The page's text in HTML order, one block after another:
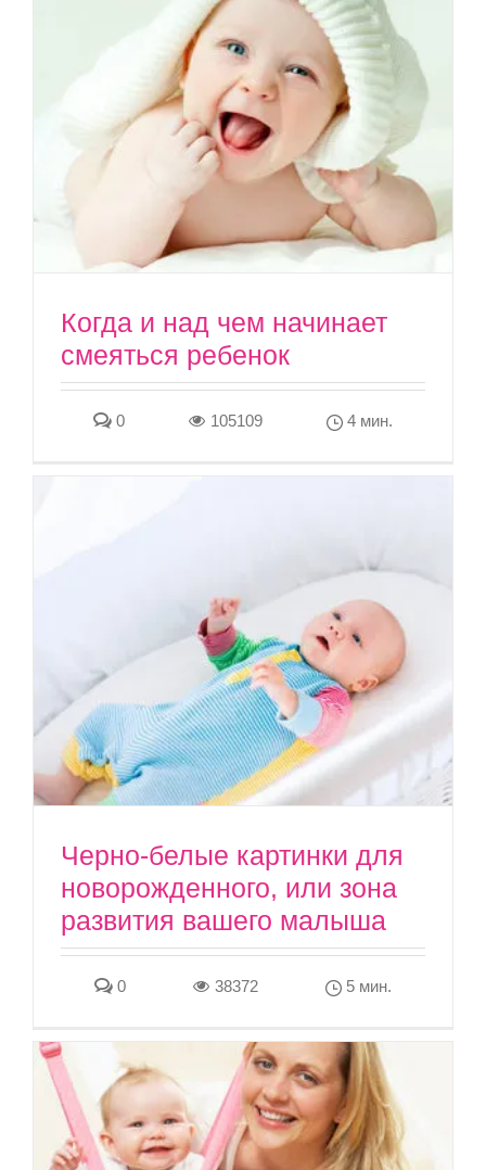
Когда и над чем начинает
смеяться ребенок
0 105109 4 мин.
Черно-белые картинки для
новорожденного, или зона
развития вашего малыша
0 38372 5 мин.